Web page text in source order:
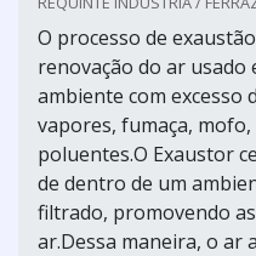
O processo de
renovação do ar usado
ambiente com excesso
vapores, fumaça,
poluentes.O Exaustor
de dentro de um
filtrado, promovendo
ar.Dessa maneira, o ar